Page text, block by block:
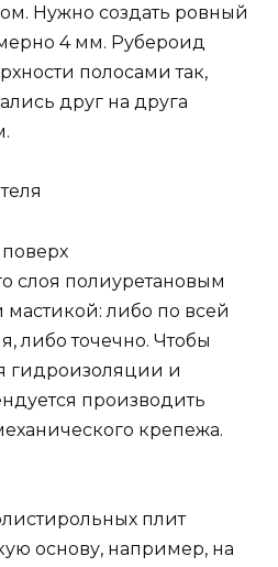
Нужно создать ровный
4 мм. Рубероид
полосами так,
друг на друга
слоя полиуретановым
либо по всей
либо точечно. Чтобы
гидроизоляции и
производить
крепежа.
плит
основу, например, на